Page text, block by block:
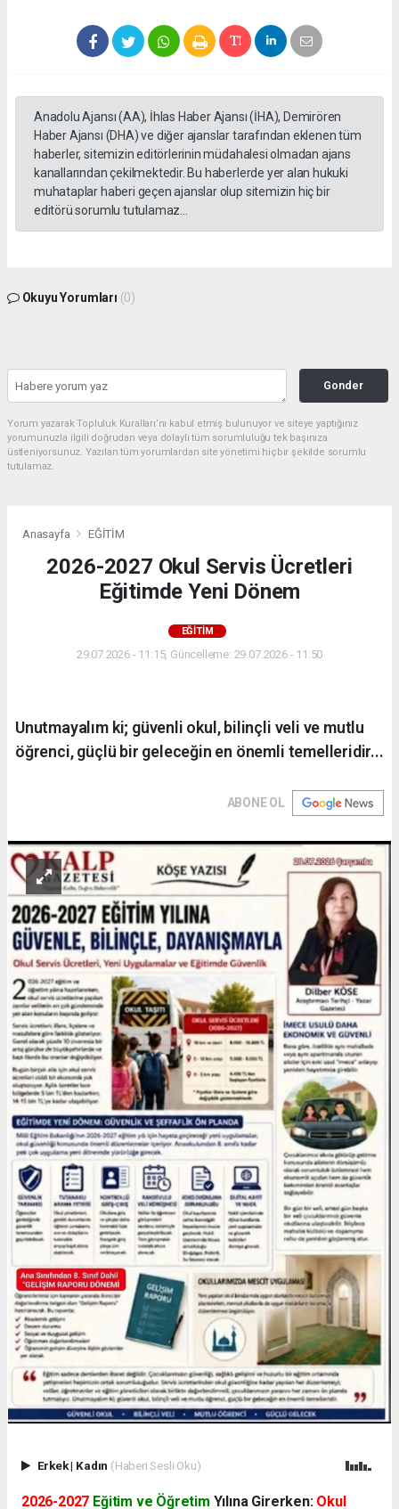
Anadolu Ajansı (AA), İhlas Haber Ajansı (İHA), Demirören
Haber Ajansı (DHA) ve diğer ajanslar tarafından eklenen tüm
haberler, sitemizin editörlerinin müdahalesi olmadan ajans
kanallarından çekilmektedir. Bu haberlerde yer alan hukuki
muhataplar haberi geçen ajanslar olup sitemizin hiç bir
editörü sorumlu tutulamaz...
Okuyu Yorumları (0)
Gonder
Yorum yazarak Topluluk Kuralları’nı kabul etmiş bulunuyor ve siteye yaptığınız
yorumunuzla ilgili doğrudan veya dolaylı tüm sorumluluğu tek başınıza
üstleniyorsunuz. Yazılan tüm yorumlardan site yönetimi hiçbir şekilde sorumlu
tutulamaz.
Anasayfa EĞİTİM
2026-2027 Okul Servis Ücretleri
Eğitimde Yeni Dönem
EĞİTİM
29.07.2026 - 11:15, Güncelleme: 29.07.2026 - 11:50
Unutmayalım ki; güvenli okul, bilinçli veli ve mutlu
öğrenci, güçlü bir geleceğin en önemli temelleridir...
ABONE OL
Erkek| Kadın (Haberi Sesli Oku)
2026-2027 Eğitim ve Öğretim Yılına Girerken: Okul